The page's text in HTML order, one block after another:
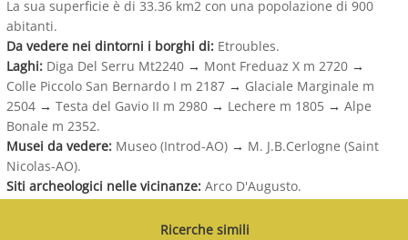
La sua superficie è di 33.36 km2 con una popolazione di 900
abitanti.
Da vedere nei dintorni i borghi di: Etroubles.
Laghi: Diga Del Serru Mt2240 → Mont Freduaz X m 2720 →
Colle Piccolo San Bernardo I m 2187 → Glaciale Marginale m
2504 → Testa del Gavio II m 2980 → Lechere m 1805 → Alpe
Bonale m 2352.
Musei da vedere: Museo (Introd-AO) → M. J.B.Cerlogne (Saint
Nicolas-AO).
Siti archeologici nelle vicinanze: Arco D'Augusto.
Ricerche simili